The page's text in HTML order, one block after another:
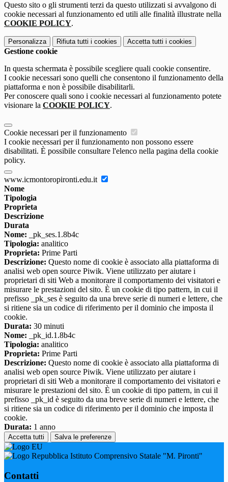
Questo sito o gli strumenti terzi da questo utilizzati si avvalgono di
cookie necessari al funzionamento ed utili alle finalità illustrate nella
COOKIE POLICY.
Personalizza Rifiuta tutti i cookies Accetta tutti i cookies
Gestione cookie
In questa schermata è possibile scegliere quali cookie consentire.
I cookie necessari sono quelli che consentono il funzionamento della
piattaforma e non è possibile disabilitarli.
Per conoscere quali sono i cookie necessari al funzionamento potete
visionare la COOKIE POLICY.
Cookie necessari per il funzionamento
I cookie necessari per il funzionamento non possono essere
disabilitati. È possibile consultare l'elenco nella pagina della cookie
policy.
www.icmontoropironti.edu.it
Nome
Tipologia
Proprieta
Descrizione
Durata
Nome: _pk_ses.1.8b4c
Tipologia: analitico
Proprieta: Prime Parti
Descrizione: Questo nome di cookie è associato alla piattaforma di
analisi web open source Piwik. Viene utilizzato per aiutare i
proprietari di siti Web a monitorare il comportamento dei visitatori e
misurare le prestazioni del sito. È un cookie di tipo pattern, in cui il
prefisso _pk_ses è seguito da una breve serie di numeri e lettere, che
si ritiene sia un codice di riferimento per il dominio che imposta il
cookie.
Durata: 30 minuti
Nome: _pk_id.1.8b4c
Tipologia: analitico
Proprieta: Prime Parti
Descrizione: Questo nome di cookie è associato alla piattaforma di
analisi web open source Piwik. Viene utilizzato per aiutare i
proprietari di siti Web a monitorare il comportamento dei visitatori e
misurare le prestazioni del sito. È un cookie di tipo pattern, in cui il
prefisso _pk_id è seguito da una breve serie di numeri e lettere, che
si ritiene sia un codice di riferimento per il dominio che imposta il
cookie.
Durata: 1 anno
Accetta tutti Salva le preferenze
Istituto Comprensivo Statale "M. Pironti"
Contatti